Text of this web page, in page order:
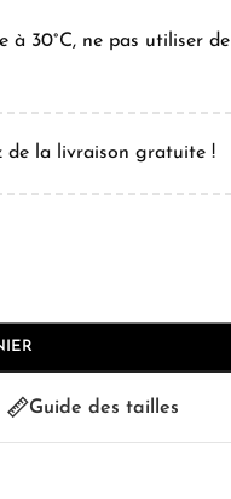
30°C, ne pas utiliser de
de la livraison gratuite !
Guide des tailles